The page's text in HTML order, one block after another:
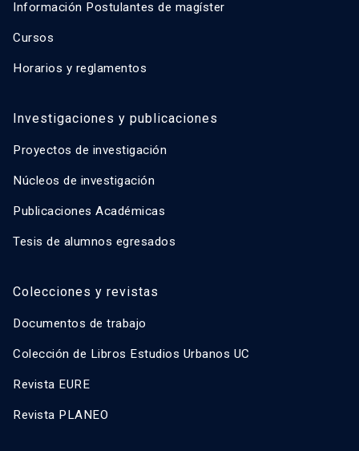
Información Postulantes de magíster
Cursos
Horarios y reglamentos
Investigaciones y publicaciones
Proyectos de investigación
Núcleos de investigación
Publicaciones Académicas
Tesis de alumnos egresados
Colecciones y revistas
Documentos de trabajo
Colección de Libros Estudios Urbanos UC
Revista EURE
Revista PLANEO